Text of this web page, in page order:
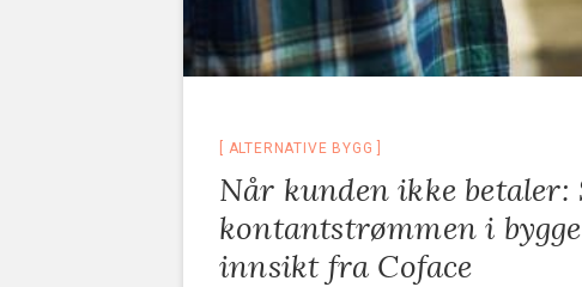
ALTERNATIVE BYGG
Når kunden ikke
kontantstrømmen i
innsikt fra Coface